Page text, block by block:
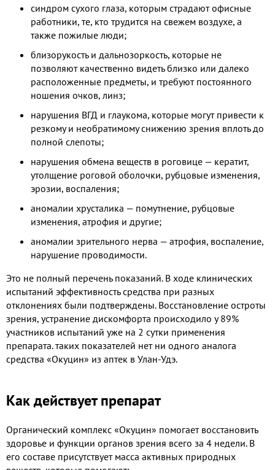
синдром сухого глаза, которым страдают офисные
работники, те, кто трудится на свежем воздухе, а
также пожилые люди;
близорукость и дальнозоркость, которые не
позволяют качественно видеть близко или далеко
расположенные предметы, и требуют постоянного
ношения очков, линз;
нарушения ВГД и глаукома, которые могут привести к
резкому и необратимому снижению зрения вплоть до
полной слепоты;
нарушения обмена веществ в роговице — кератит,
утолщение роговой оболочки, рубцовые изменения,
эрозии, воспаления;
аномалии хрусталика — помутнение, рубцовые
изменения, атрофия и другие;
аномалии зрительного нерва — атрофия, воспаление,
нарушение проводимости.
Это не полный перечень показаний. В ходе клинических
испытаний эффективность средства при разных
отклонениях были подтверждены. Восстановление остроты
зрения, устранение дискомфорта происходило у 89%
участников испытаний уже на 2 сутки применения
препарата. таких показателей нет ни одного аналога
средства «Окуцин» из аптек в Улан-Удэ.
Как действует препарат
Органический комплекс «Окуцин» помогает восстановить
здоровье и функции органов зрения всего за 4 недели. В
его составе присутствует масса активных природных